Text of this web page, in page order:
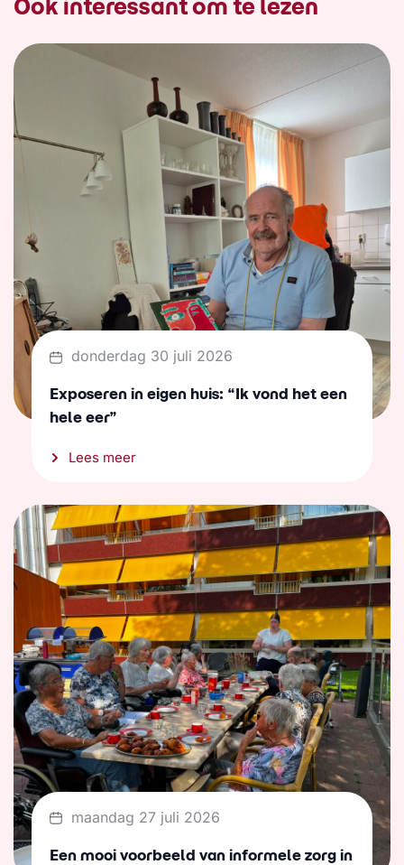
Ook interessant om te lezen
donderdag 30 juli 2026
Exposeren in eigen huis: “Ik vond het een
hele eer”
Lees meer
maandag 27 juli 2026
Een mooi voorbeeld van informele zorg in